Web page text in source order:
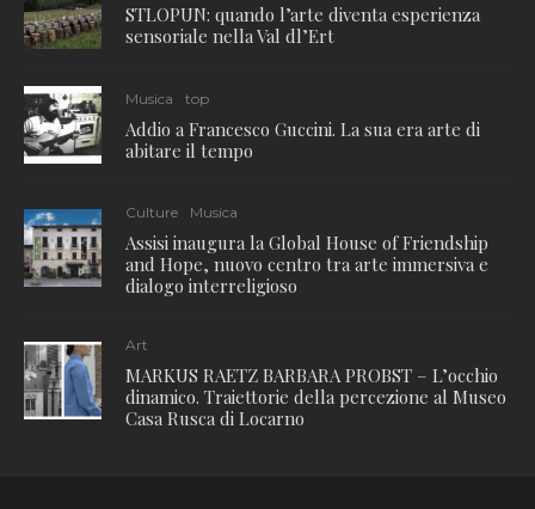
STLOPUN: quando l’arte diventa esperienza
sensoriale nella Val dl’Ert
Musica top
Addio a Francesco Guccini. La sua era arte di
abitare il tempo
Culture Musica
Assisi inaugura la Global House of Friendship
and Hope, nuovo centro tra arte immersiva e
dialogo interreligioso
Art
MARKUS RAETZ BARBARA PROBST – L’occhio
dinamico. Traiettorie della percezione al Museo
Casa Rusca di Locarno